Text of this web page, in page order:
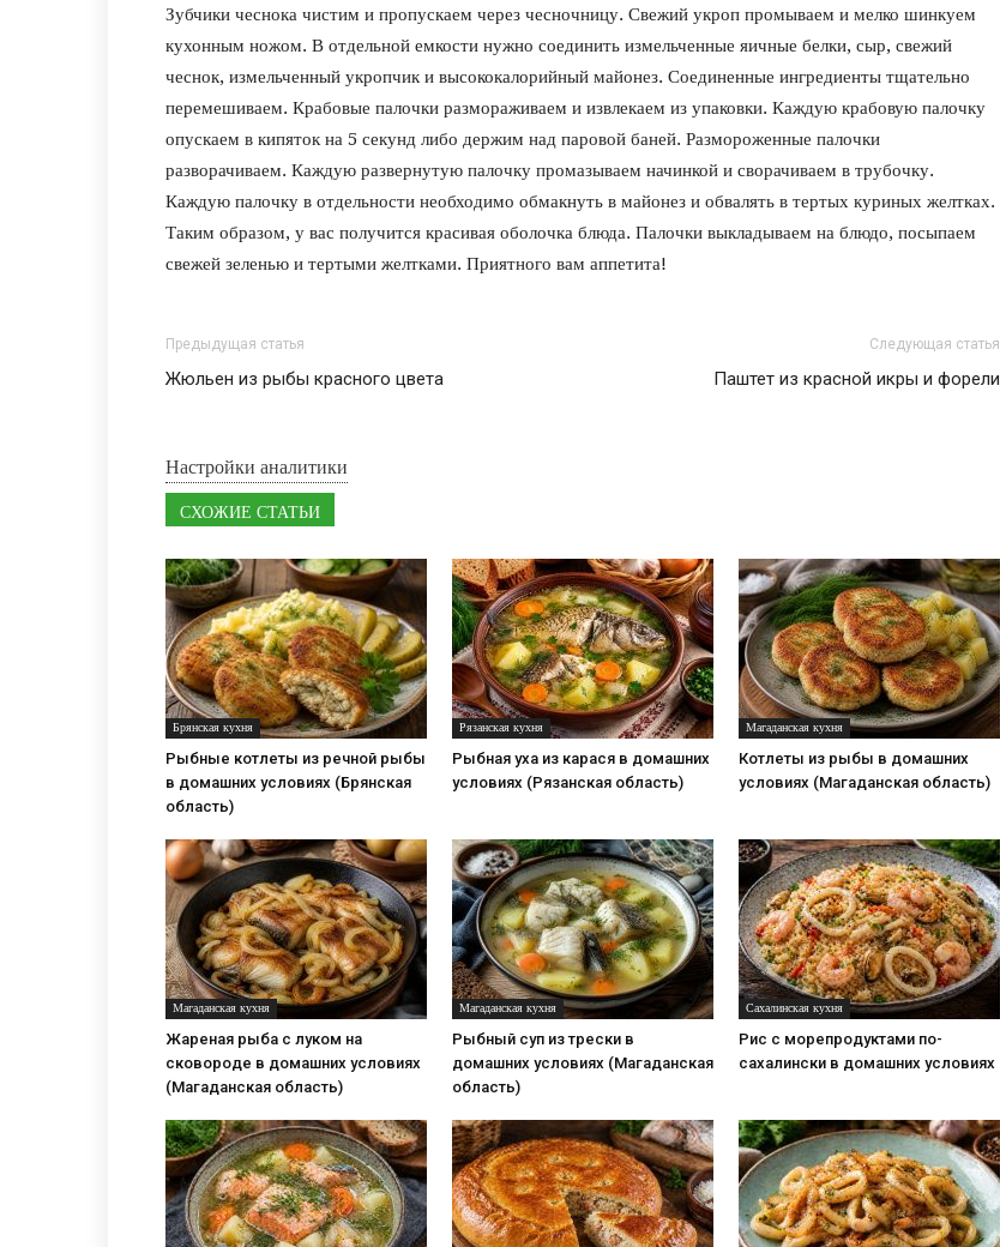
Зубчики чеснока чистим и пропускаем через чесночницу. Свежий укроп промываем и мелко шинкуем
кухонным ножом. В отдельной емкости нужно соединить измельченные яичные белки, сыр, свежий
чеснок, измельченный укропчик и высококалорийный майонез. Соединенные ингредиенты тщательно
перемешиваем. Крабовые палочки размораживаем и извлекаем из упаковки. Каждую крабовую палочку
опускаем в кипяток на 5 секунд либо держим над паровой баней. Размороженные палочки
разворачиваем. Каждую развернутую палочку промазываем начинкой и сворачиваем в трубочку.
Каждую палочку в отдельности необходимо обмакнуть в майонез и обвалять в тертых куриных желтках.
Таким образом, у вас получится красивая оболочка блюда. Палочки выкладываем на блюдо, посыпаем
свежей зеленью и тертыми желтками. Приятного вам аппетита!
Предыдущая статья
Жюльен из рыбы красного цвета
Следующая статья
Паштет из красной икры и форели
Настройки аналитики
СХОЖИЕ СТАТЬИ
Брянская кухня
Рыбные котлеты из речной рыбы
в домашних условиях (Брянская
область)
Рязанская кухня
Рыбная уха из карася в домашних
условиях (Рязанская область)
Магаданская кухня
Котлеты из рыбы в домашних
условиях (Магаданская область)
Магаданская кухня
Жареная рыба с луком на
сковороде в домашних условиях
(Магаданская область)
Магаданская кухня
Рыбный суп из трески в
домашних условиях (Магаданская
область)
Сахалинская кухня
Рис с морепродуктами по-
сахалински в домашних условиях